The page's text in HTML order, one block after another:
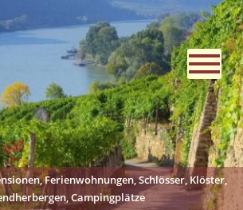
Ferienwohnungen, Schlösser, Klöster,
Campingplätze